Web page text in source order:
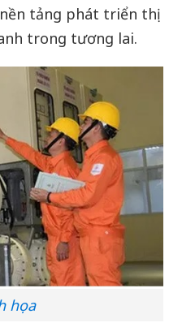
tảng phát triển thị
trong tương lai.
họa